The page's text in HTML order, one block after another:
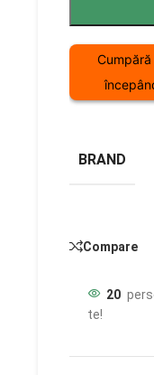
Cumpără
BRAND
Compare
20
te!